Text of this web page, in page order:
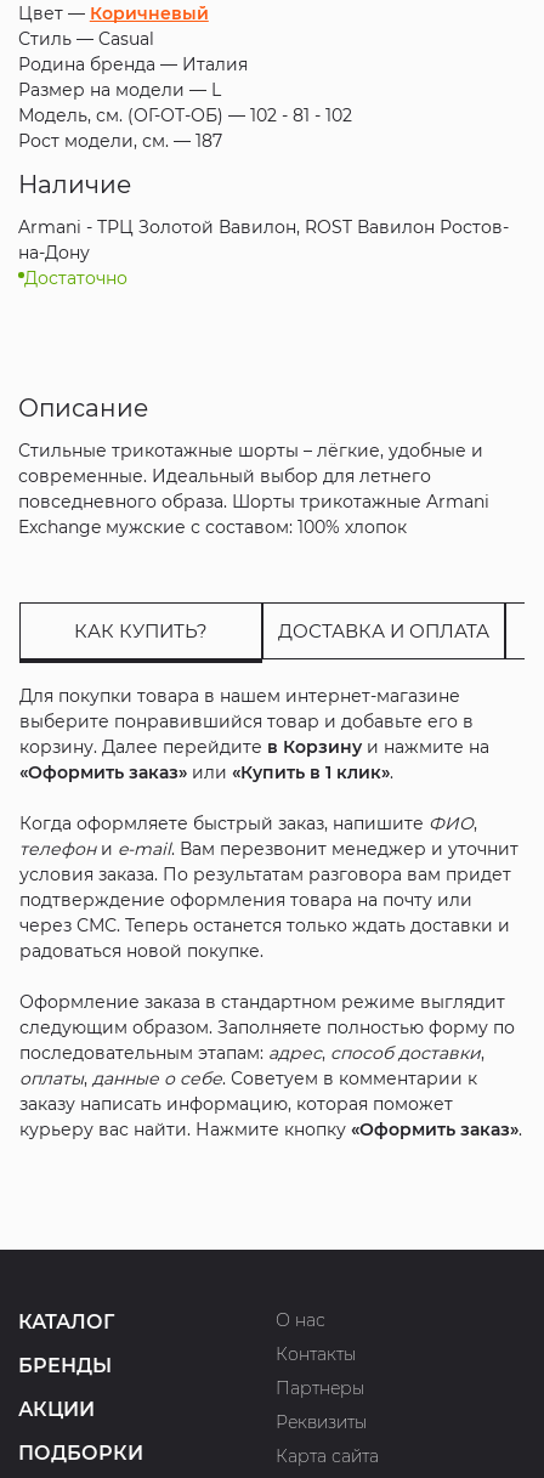
Цвет — Коричневый
Стиль — Casual
Родина бренда — Италия
Размер на модели — L
Модель, см. (ОГ-ОТ-ОБ) — 102 - 81 - 102
Рост модели, см. — 187
Наличие
Armani - ТРЦ Золотой Вавилон, ROST Вавилон Ростов-
на-Дону
Достаточно
Описание
Стильные трикотажные шорты – лёгкие, удобные и
современные. Идеальный выбор для летнего
повседневного образа. Шорты трикотажные Armani
Exchange мужские с составом: 100% хлопок
КАК КУПИТЬ? ДОСТАВКА И ОПЛАТА
Для покупки товара в нашем интернет-магазине
выберите понравившийся товар и добавьте его в
корзину. Далее перейдите в Корзинуи нажмите на
«Оформить заказ»или «Купить в 1 клик».
Когда оформляете быстрый заказ, напишите ФИО,
телефони e-mail. Вам перезвонит менеджер и уточнит
условия заказа. По результатам разговора вам придет
подтверждение оформления товара на почту или
через СМС. Теперь останется только ждать доставки и
радоваться новой покупке.
Оформление заказа в стандартном режиме выглядит
следующим образом. Заполняете полностью форму по
последовательным этапам: адрес, способ доставки,
оплаты, данные о себе. Советуем в комментарии к
заказу написать информацию, которая поможет
курьеру вас найти. Нажмите кнопку «Оформить заказ».
КАТАЛОГ
БРЕНДЫ
АКЦИИ
ПОДБОРКИ
О нас
Контакты
Партнеры
Реквизиты
Карта сайта